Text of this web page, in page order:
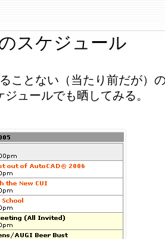
スケジュール
ことない（当たり前だが）
ュールでも晒してみる。